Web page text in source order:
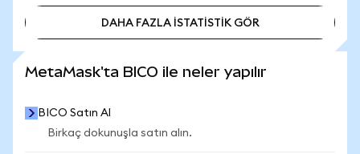
DAHA FAZLA İSTATİSTİK GÖR
MetaMask'ta BICO ile neler yapılır
BICO Satın Al
Birkaç dokunuşla satın alın.